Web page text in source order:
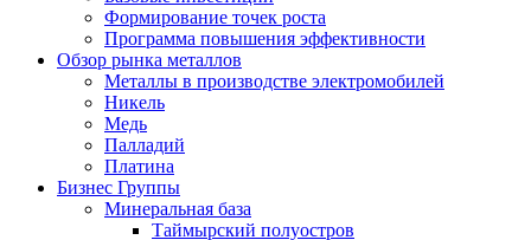
Формирование точек роста
Программа повышения эффективности
Обзор рынка металлов
Металлы в производстве электромобилей
Никель
Медь
Палладий
Платина
Бизнес Группы
Минеральная база
Таймырский полуостров